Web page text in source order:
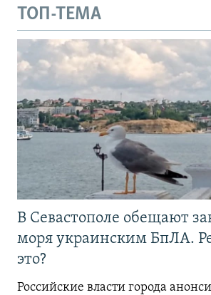
ТОП-ТЕМА
В Севастополе обещают
моря украинским БпЛА.
это?
Российские власти города